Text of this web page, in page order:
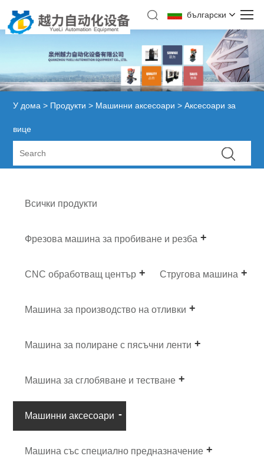
български
У дома > Продукти > Машинни аксесоари > Аксесоари за
вице
Всички продукти
Фрезова машина за пробиване и резба
CNC обработващ център Стругова машина
Машина за производство на отливки
Машина за полиране с пясъчни ленти
Машина за сглобяване и тестване
Машинни аксесоари
Машина със специално предназначение